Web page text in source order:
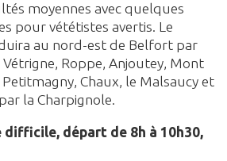
moyennes avec quelques
pour vététistes avertis. Le
au nord-est de Belfort par
Vétrigne, Roppe, Anjoutey, Mont
Chaux, le Malsaucy et
la Charpignole.
départ de 8h à 10h30,